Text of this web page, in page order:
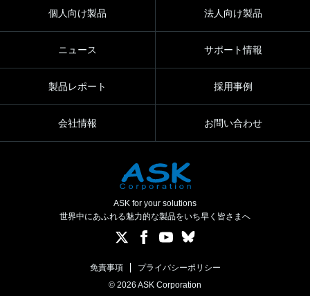
個人向け製品 法人向け製品
ニュース サポート情報
製品レポート 採用事例
会社情報 お問い合わせ
ASK for your solutions
世界中にあふれる魅力的な製品をいち早く皆さまへ
免責事項
プライバシーポリシー
© 2026 ASK Corporation